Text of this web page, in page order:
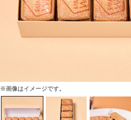
※画像はイメージです。